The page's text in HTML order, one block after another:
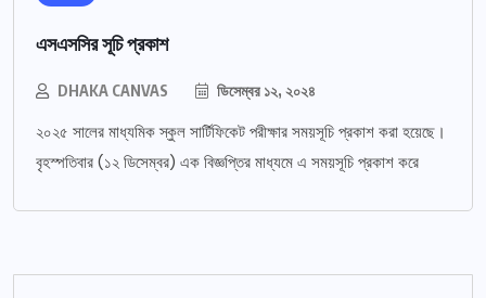
এসএসসির সূচি প্রকাশ
DHAKA CANVAS ডিসেম্বর ১২, ২০২৪
২০২৫ সালের মাধ্যমিক স্কুল সার্টিফিকেট পরীক্ষার সময়সূচি প্রকাশ করা হয়েছে।
বৃহস্পতিবার (১২ ডিসেম্বর) এক বিজ্ঞপ্তির মাধ্যমে এ সময়সূচি প্রকাশ করে